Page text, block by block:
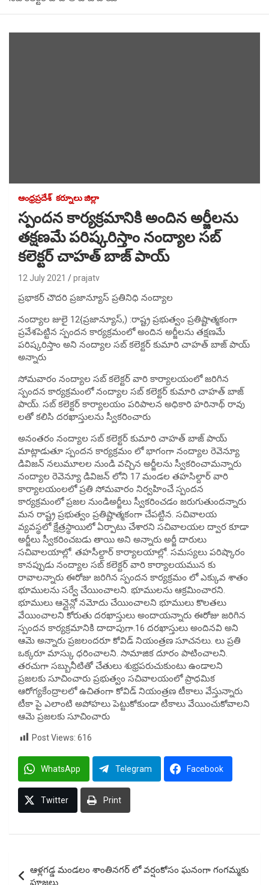
ఆంధ్రప్రదేశ్ కర్నూలు జిల్లా
స్పందన కార్యక్రమానికి అందిన అర్జీలను
తక్షణమే పరిష్కరిస్తాం నంద్యాల సబ్
కలెక్టర్ చాహత్ బాజ్ పాయ్
12 July 2021 prajatv
ప్రభాకర్ చౌదరి ప్రజాన్యూస్ ప్రతినిధి నంద్యాల
నంద్యాల జులై 12{ప్రజాన్యూస్,) :రాష్ట్ర ప్రభుత్వం ప్రతిష్టాత్మకంగా
ప్రవేశపెట్టిన స్పందన కార్యక్రమంలో అందిన అర్జీలను తక్షణమే
పరిష్కరిస్తాం అని నంద్యాల సబ్ కలెక్టర్ కుమారి చాహత్ బాజ్ పాయ్
అన్నారు
సోమవారం నంద్యాల సబ్ కలెక్టర్ వారి కార్యాలయంలో జరిగిన
స్పందన కార్యక్రమంలో నంద్యాల సబ్ కలెక్టర్ కుమారి చాహత్ బాజ్
పాయ్. సబ్ కలెక్టర్ కార్యాలయం పరిపాలన అధికారి హరినాథ్ రావు
లతో కలిసి దరఖాస్తులను స్వీకరించారు
అనంతరం నంద్యాల సబ్ కలెక్టర్ కుమారి చాహత్ బాజ్ పాయ్
మాట్లాడుతూ స్పందన కార్యక్రమం లో భాగంగా నంద్యాల రెవెన్యూ
డివిజన్ నలుమూలల నుండి వచ్చిన అర్జీలను స్వీకరించామన్నారు
నంద్యాల రెవెన్యూ డివిజన్ లోని 17 మండల తహసిల్దార్ వారి
కార్యాలయంలలో ప్రతి సోమవారం నిర్వహించే స్పందన
కార్యక్రమంలో ప్రజల నుండిఅర్జీలు స్వీకరించడం జరుగుతుందన్నారు
మన రాష్ట్ర ప్రభుత్వం ప్రతిష్టాత్మకంగా చేపట్టిన. సచివాలయ
వ్యవస్థలో క్షేత్రస్థాయిలో ఏర్పాటు చేశారని సచివాలయల ద్వార కూడా
అర్జీలు స్వీకరించబడు తాయి అని అన్నారు అర్జీ దారులు
సచివాలయాల్లో. తహసీల్దార్ కార్యాలయాల్లో. సమస్యలు పరిష్కారం
కానప్పుడు నంద్యాల సబ్ కలెక్టర్ వారి కార్యాలయమున కు
రావాలన్నారు ఈరోజు జరిగిన స్పందన కార్యక్రమం లో ఎక్కువ శాతం
భూములను సర్వే చేయించాలని. భూములను ఆక్రమించారని.
భూములు ఆన్లైన్లో నమోదు చేయించాలని భూములు కొలతలు
వేయించాలని కోరుతు దరఖాస్తులు అందాయన్నారు ఈరోజు జరిగిన
స్పందన కార్యక్రమానికి దాదాపుగా.16 దరఖాస్తులు అందినవి అని
ఆమె అన్నారు ప్రజలందరూ కోవిడ్ నియంత్రణ సూచనలు. లు ప్రతి
ఒక్కరూ మాస్కు ధరించాలని. సామాజిక దూరం పాటించాలని.
తరచుగా సబ్బునీటితో చేతులు శుభ్రపరుచుకుంటు ఉండాలని
ప్రజలకు సూచించారు ప్రభుత్వం సచివాలయంలో ప్రాధమిక
ఆరోగ్యకేంద్రాలలో ఉచితంగా కోవిడ్ నియంత్రణ టీకాలు వేస్తున్నారు
టీకా పై ఎలాంటి అపోహలు పెట్టుకోకుండా టీకాలు వేయించుకోవాలని
ఆమె ప్రజలకు సూచించారు
Post Views: 616
WhatsApp Telegram Facebook
Twitter Print
navigation
ఆళ్లగడ్డ మండలం శాంతినగర్ లో వర్షంకోసం ఘనంగా గంగమ్మకు